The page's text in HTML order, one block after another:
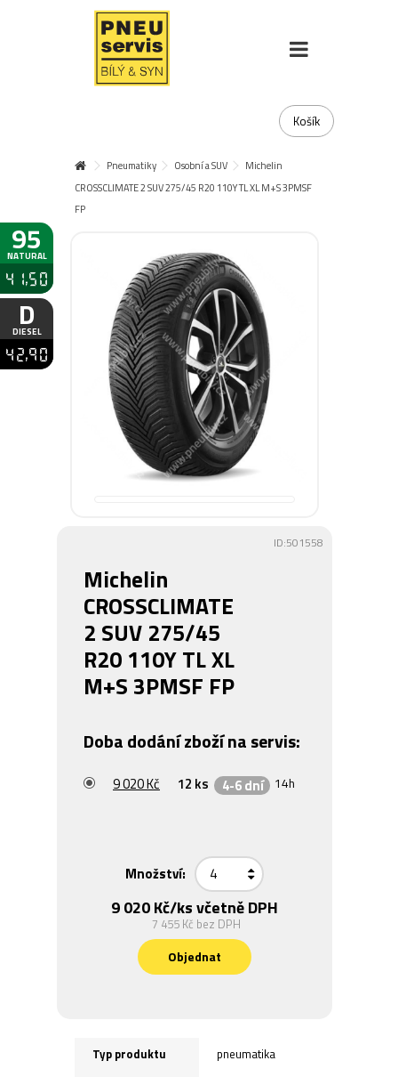
95
NATURAL
41,50
D
DIESEL
42,90
Košík
Pneumatiky Osobní a SUV
Michelin
CROSSCLIMATE 2 SUV 275/45 R20 110Y TL XL M+S 3PMSF
FP
ID:501558
Michelin
CROSSCLIMATE
2 SUV 275/45
R20 110Y TL XL
M+S 3PMSF FP
Doba dodání zboží na servis:
9 020 Kč 12 ks 4-6 dní 14h
Množství:
9 020 Kč/ks včetně DPH
7 455 Kč bez DPH
Objednat
Typ produktu pneumatika